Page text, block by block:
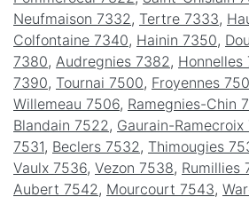
Neufmaison 7332 , Tertre 7333,
Colfontaine 7340, Hainin 7350,
7380, Audregnies 7382 , Honnelles
7390, Tournai 7500, Froyennes
Willemeau 7506, Ramegnies-Chin
Blandain 7522 , Gaurain-Ramecroix
7531, Beclers 7532 , Thimougies
Vaulx 7536, Vezon 7538, Rumillies
Aubert 7542 , Mourcourt 7543,